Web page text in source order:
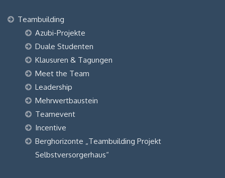
Teambuilding
Azubi-Projekte
Duale Studenten
Klausuren & Tagungen
Meet the Team
Leadership
Mehrwertbaustein
Teamevent
Incentive
Berghorizonte „Teambuilding Projekt
Selbstversorgerhaus“